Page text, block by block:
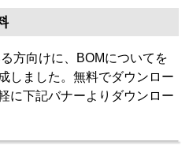
方向けに、BOMについてを
しました。無料でダウンロー
に下記バナーよりダウンロー